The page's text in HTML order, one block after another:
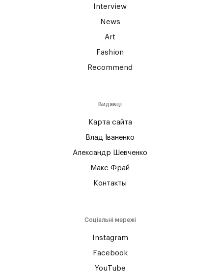
Interview
News
Art
Fashion
Recommend
Видавці
Карта сайта
Влад Іваненко
Александр Шевченко
Макс Фрай
Контакты
Соціальні мережі
Instagram
Facebook
YouTube